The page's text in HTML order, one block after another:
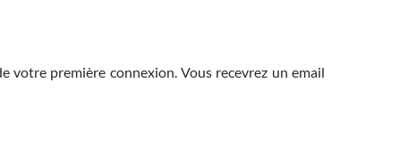
votre première connexion. Vous recevrez un email